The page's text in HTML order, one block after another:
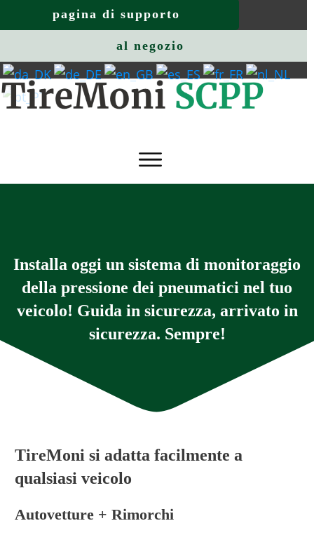
pagina di supporto
al negozio
Installa oggi un sistema di monitoraggio
della pressione dei pneumatici nel tuo
veicolo! Guida in sicurezza, arrivato in
sicurezza. Sempre!
TireMoni si adatta facilmente a
qualsiasi veicolo
Autovetture + Rimorchi